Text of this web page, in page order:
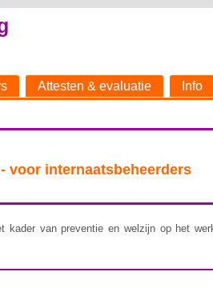
Attesten & evaluatie Info
voor internaatsbeheerders
van preventie en welzijn op het